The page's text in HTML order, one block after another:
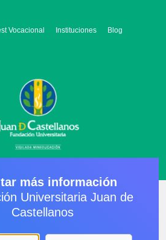
Vocacional Instituciones Blog
más información
Universitaria Juan de
Castellanos